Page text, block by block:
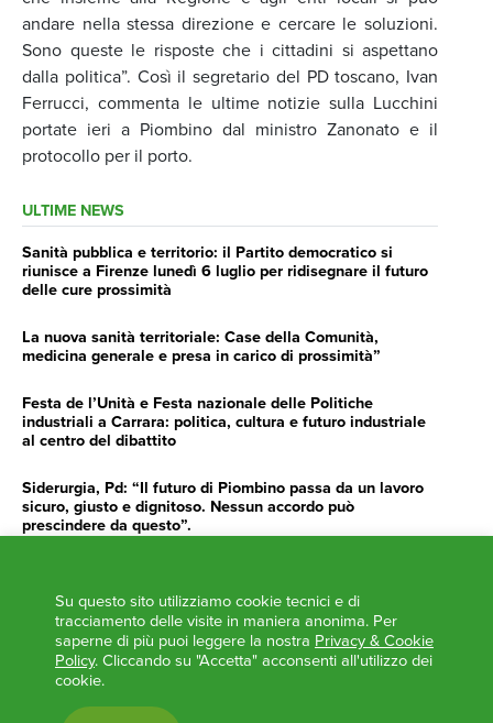
andare nella stessa direzione e cercare le soluzioni.
Sono queste le risposte che i cittadini si aspettano
dalla politica”. Così il segretario del PD toscano, Ivan
Ferrucci, commenta le ultime notizie sulla Lucchini
portate ieri a Piombino dal ministro Zanonato e il
protocollo per il porto.
ULTIME NEWS
Sanità pubblica e territorio: il Partito democratico si
riunisce a Firenze lunedì 6 luglio per ridisegnare il futuro
delle cure prossimità
La nuova sanità territoriale: Case della Comunità,
medicina generale e presa in carico di prossimità”
Festa de l’Unità e Festa nazionale delle Politiche
industriali a Carrara: politica, cultura e futuro industriale
al centro del dibattito
Siderurgia, Pd: “Il futuro di Piombino passa da un lavoro
sicuro, giusto e dignitoso. Nessun accordo può
prescindere da questo”.
impegno e determinazione delle istituzioni”
AGENDA
‘ANCORA UNA VOLTA LA TOSCANA TRACCIA LA
Su questo sito utilizziamo cookie tecnici e di
tracciamento delle visite in maniera anonima. Per
saperne di più puoi leggere la nostra Privacy & Cookie
Policy. Cliccando su "Accetta" acconsenti all'utilizzo dei
cookie.